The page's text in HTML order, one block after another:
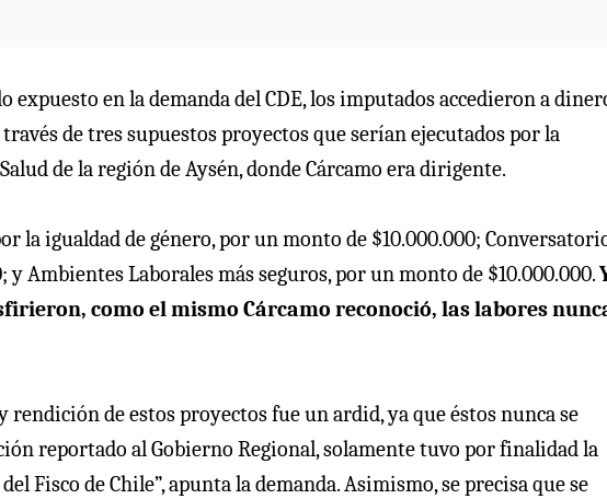
expuesto en la demanda del CDE, los imputados accedieron a
de tres supuestos proyectos que serían ejecutados por la
de la región de Aysén, donde Cárcamo era dirigente.
la igualdad de género, por un monto de $10.000.000;
Ambientes Laborales más seguros, por un monto de $10.000.000.
como el mismo Cárcamo reconoció, las labores
rendición de estos proyectos fue un ardid, ya que éstos nunca se
reportado al Gobierno Regional, solamente tuvo por finalidad la
Fisco de Chile”, apunta la demanda. Asimismo, se precisa que se